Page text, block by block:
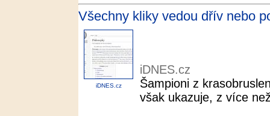
Všechny kliky vedou dřív nebo
iDNES.cz
iDNES.cz
Šampioni z
však ukazuje, z více